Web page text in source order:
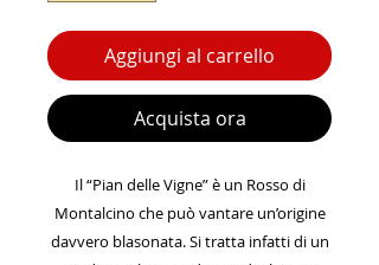
Aggiungi al carrello
Acquista ora
Il “Pian delle Vigne” è un Rosso di
Montalcino che può vantare un’origine
davvero blasonata. Si tratta infatti di un